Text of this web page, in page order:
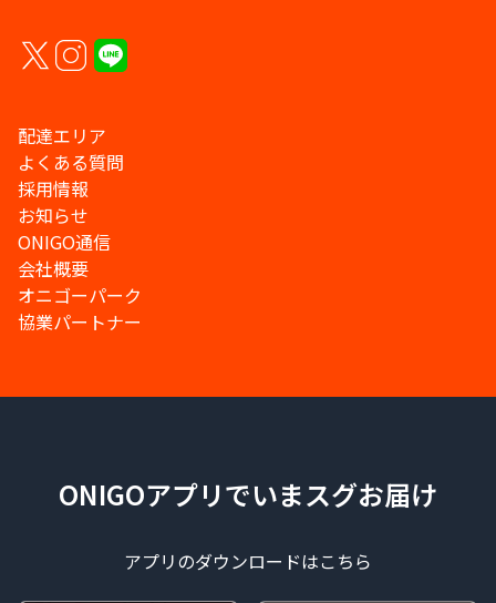
配達エリア
よくある質問
採用情報
お知らせ
ONIGO通信
会社概要
オニゴーパーク
協業パートナー
ONIGOアプリでいまスグお届け
アプリのダウンロードはこちら